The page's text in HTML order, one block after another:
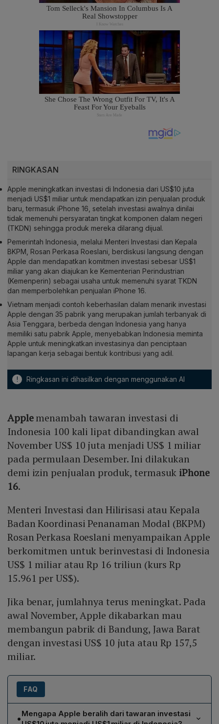
RINGKASAN
Apple meningkatkan investasi di Indonesia dari US$10 juta
menjadi US$1 miliar untuk mendapatkan izin penjualan produk
baru, termasuk iPhone 16, setelah investasi awalnya dinilai
tidak memenuhi persyaratan tingkat komponen dalam negeri
(TKDN) sehingga produk mereka dilarang dijual.
Pemerintah Indonesia, melalui Menteri Investasi dan Kepala
BKPM, Rosan Perkasa Roeslani, berdiskusi langsung dengan
Apple dan mendapatkan komitmen investasi sebesar US$1
miliar yang akan diajukan ke Kementerian Perindustrian
(Kemenperin) sebagai usaha untuk memenuhi syarat TKDN
dan memperbolehkan penjualan iPhone 16.
Vietnam menjadi contoh keberhasilan dalam menarik investasi
Apple dengan 35 pabrik yang merupakan jumlah terbanyak di
Asia Tenggara, berbeda dengan Indonesia yang hanya
memiliki satu pabrik Apple, menyebabkan Indonesia meminta
Apple untuk meningkatkan investasinya dan penciptaan
lapangan kerja sebagai bentuk kontribusi yang adil.
! Ringkasan ini dihasilkan dengan menggunakan AI
Applemenambah tawaran investasi di
Indonesia 100 kali lipat dibandingkan awal
November US$ 10 juta menjadi US$ 1 miliar
pada permulaan Desember. Ini dilakukan
demi izin penjualan produk, termasuk iPhone
16.
Menteri Investasi dan Hilirisasi atau Kepala
Badan Koordinasi Penanaman Modal (BKPM)
Rosan Perkasa Roeslani menyampaikan Apple
berkomitmen untuk berinvestasi di Indonesia
US$ 1 miliar atau Rp 16 triliun (kurs Rp
15.961 per US$).
Jika benar, jumlahnya terus meningkat. Pada
awal November, Apple dikabarkan mau
membangun pabrik di Bandung, Jawa Barat
dengan investasi US$ 10 juta atau Rp 157,5
miliar.
FAQ
•Mengapa Apple beralih dari tawaran investasi